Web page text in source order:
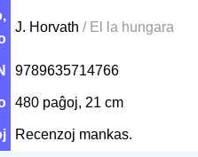
J. Horvath / El la hungara
9789635714766
480 paĝoj, 21 cm
Recenzoj mankas.